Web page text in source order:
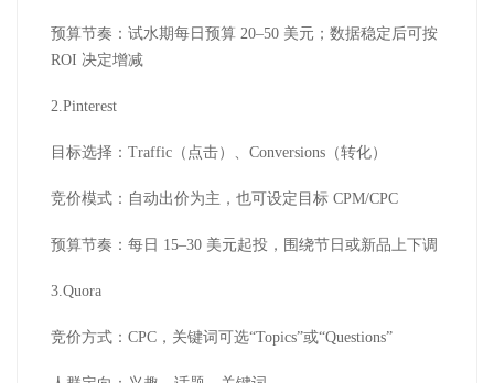
预算节奏：试水期每日预算 20–50 美元；数据稳定后可按
ROI 决定增减
2.Pinterest
目标选择：Traffic（点击）、Conversions（转化）
竞价模式：自动出价为主，也可设定目标 CPM/CPC
预算节奏：每日 15–30 美元起投，围绕节日或新品上下调
3.Quora
竞价方式：CPC，关键词可选“Topics”或“Questions”